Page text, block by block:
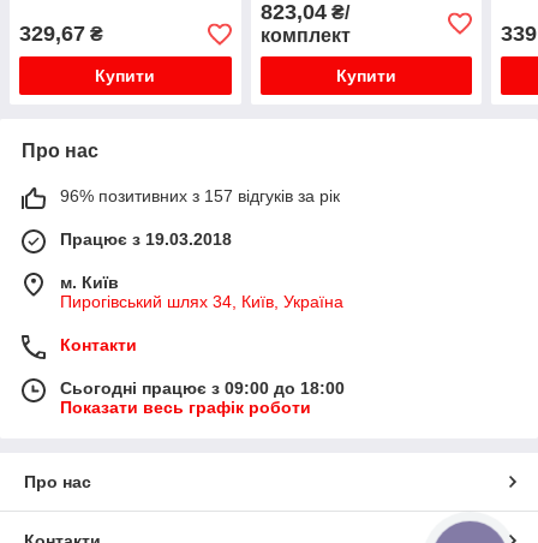
329,67 ₴
Купити
823,04₴/
комплект
Купити
Про нас
96% позитивних з 157 відгуків за рік
Працює з 19.03.2018
м. Київ
Пирогівський шлях 34, Київ, Україна
Контакти
Сьогодні працює з 09:00 до 18:00
Показати весь графік роботи
Про нас